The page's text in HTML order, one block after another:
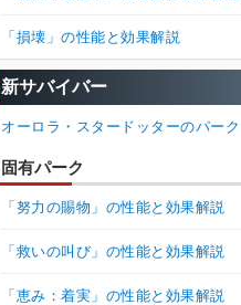
「損壊」の性能と効果解説
新サバイバー
オーロラ・スタードッターのパーク
固有パーク
「努力の賜物」の性能と効果解説
「救いの叫び」の性能と効果解説
「恵み：着実」の性能と効果解説